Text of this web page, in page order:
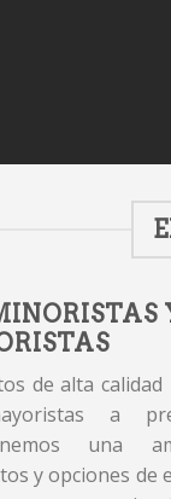
de alta calidad
a
una
y opciones de